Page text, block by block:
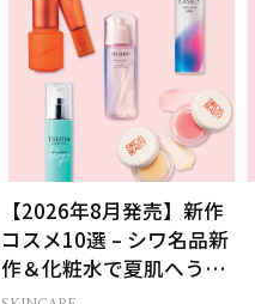
【2026年8月発売】新作
コスメ10選 – シワ名品新
作＆化粧水で夏肌へうる
おいチャージ